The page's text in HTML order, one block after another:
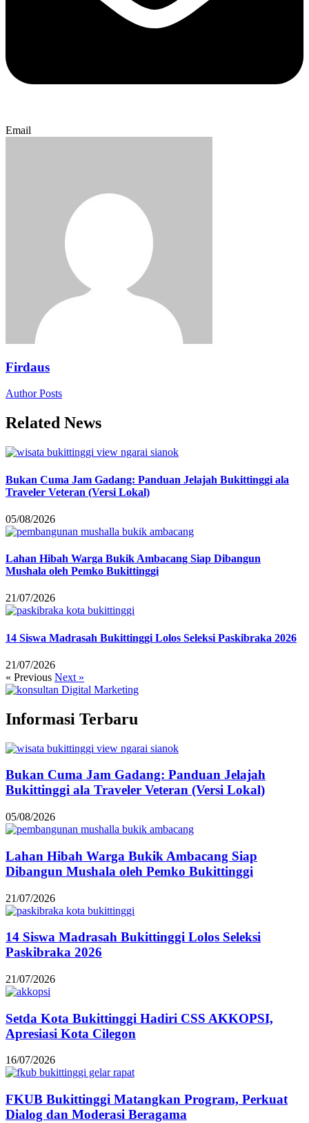
Email
Firdaus
Author Posts
Related News
Bukan Cuma Jam Gadang: Panduan Jelajah Bukittinggi ala
Traveler Veteran (Versi Lokal)
05/08/2026
Lahan Hibah Warga Bukik Ambacang Siap Dibangun
Mushala oleh Pemko Bukittinggi
21/07/2026
14 Siswa Madrasah Bukittinggi Lolos Seleksi Paskibraka 2026
21/07/2026
« Previous Next »
Informasi Terbaru
Bukan Cuma Jam Gadang: Panduan Jelajah
Bukittinggi ala Traveler Veteran (Versi Lokal)
05/08/2026
Lahan Hibah Warga Bukik Ambacang Siap
Dibangun Mushala oleh Pemko Bukittinggi
21/07/2026
14 Siswa Madrasah Bukittinggi Lolos Seleksi
Paskibraka 2026
21/07/2026
Setda Kota Bukittinggi Hadiri CSS AKKOPSI,
Apresiasi Kota Cilegon
16/07/2026
FKUB Bukittinggi Matangkan Program, Perkuat
Dialog dan Moderasi Beragama